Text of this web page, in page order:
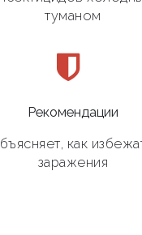
туманом
Рекомендации
как
заражения